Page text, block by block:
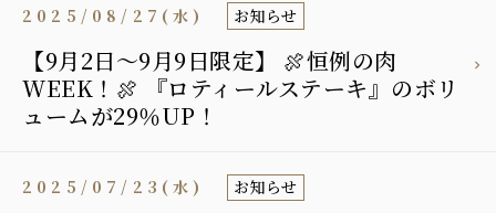
【9月2日〜9月9日限定】 🍖恒例の肉
WEEK！🍖 『ロティールステーキ』のボリ
ュームが29％UP！
2025/08/27(水) お知らせ
2025/07/23(水) お知らせ